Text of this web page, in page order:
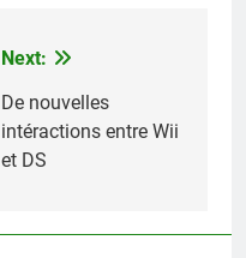
Next:
De nouvelles
intéractions entre Wii
et DS